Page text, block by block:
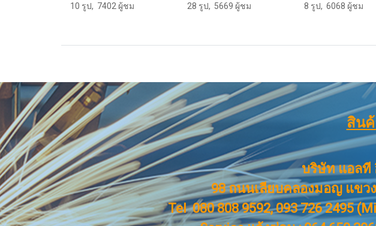
10 รูป, 7402 ผู้ชม 28 รูป, 5669 ผู้ชม 8 รูป, 6068 ผู้ชม
สินค้
บริษัท แอลที
98 ถนนเลียบคลองมอญ แขว
Tel 080 808 9592, 093 726 2495